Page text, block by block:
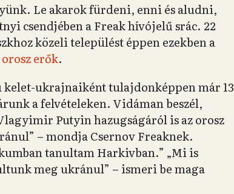
Le akarok fürdeni, enni és aludni,
csendjében a Freak hívójelű srác. 22
közeli települést éppen ezekben a
erők.
kelet-ukrajnaiként tulajdonképpen már 13
a felvételeken. Vidáman beszél,
Putyin hazugságáról is az orosz
– mondja Csernov Freaknek.
tanultam Harkivban.” „Mi is
meg ukránul” – ismeri be maga